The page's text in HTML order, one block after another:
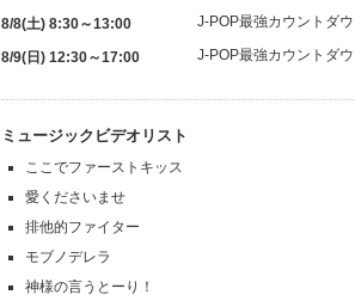
8/8(土) 8:30～13:00 J-POP最強カウントダウ
8/9(日) 12:30～17:00 J-POP最強カウントダ
ミュージックビデオリスト
ここでファーストキッス
愛くださいませ
排他的ファイター
モブノデレラ
神様の言うとーり！